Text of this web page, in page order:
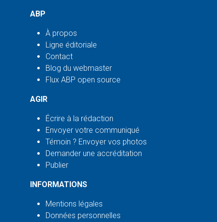
ABP
À propos
Ligne éditoriale
Contact
Blog du webmaster
Flux ABP open source
AGIR
Écrire à la rédaction
Envoyer votre communiqué
Témoin ? Envoyer vos photos
Demander une accréditation
Publier
INFORMATIONS
Mentions légales
Données personnelles